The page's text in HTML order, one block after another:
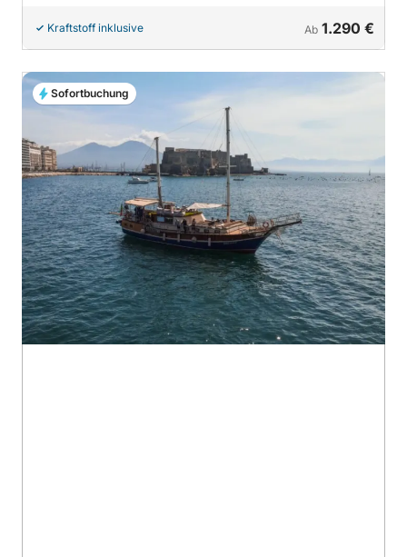
Kraftstoff inklusive Ab 1.290 €
Sofortbuchung